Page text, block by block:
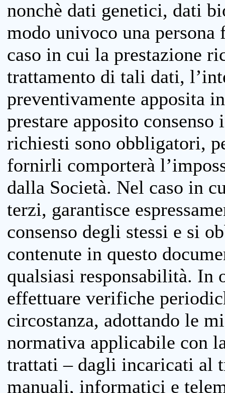
nonchè dati genetici, dati
modo univoco una
caso in cui la prestazione
trattamento di tali dati,
preventivamente apposita
prestare apposito
richiesti sono obbligatori,
fornirli comporterà
dalla Società. Nel caso in
terzi, garantisce
consenso degli stessi e si
contenute in questo
qualsiasi responsabilità. In
effettuare verifiche
circostanza, adottando le
normativa applicabile con
trattati – dagli incaricati al
manuali, informatici e